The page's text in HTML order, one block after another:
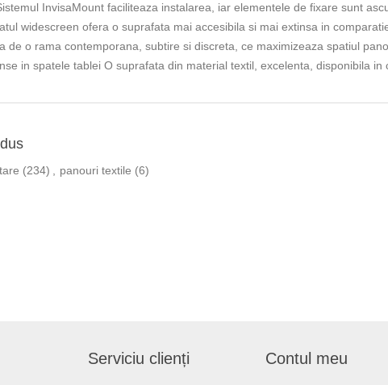
InvisaMount faciliteaza instalarea, iar elementele de fixare sunt
widescreen ofera o suprafata mai accesibila si mai extinsa in
de o rama contemporana, subtire si discreta, ce maximizeaza spatiul
in spatele tablei O suprafata din material textil, excelenta, disponibila
(234) , panouri textile (6)
Serviciu clienți Contul meu